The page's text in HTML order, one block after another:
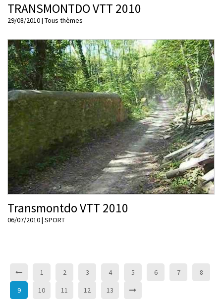
TRANSMONTDO VTT 2010
29/08/2010| Tous thèmes
Transmontdo VTT 2010
06/07/2010| SPORT
1 2 3 4 5 6 7
8
9
10 11 12 13